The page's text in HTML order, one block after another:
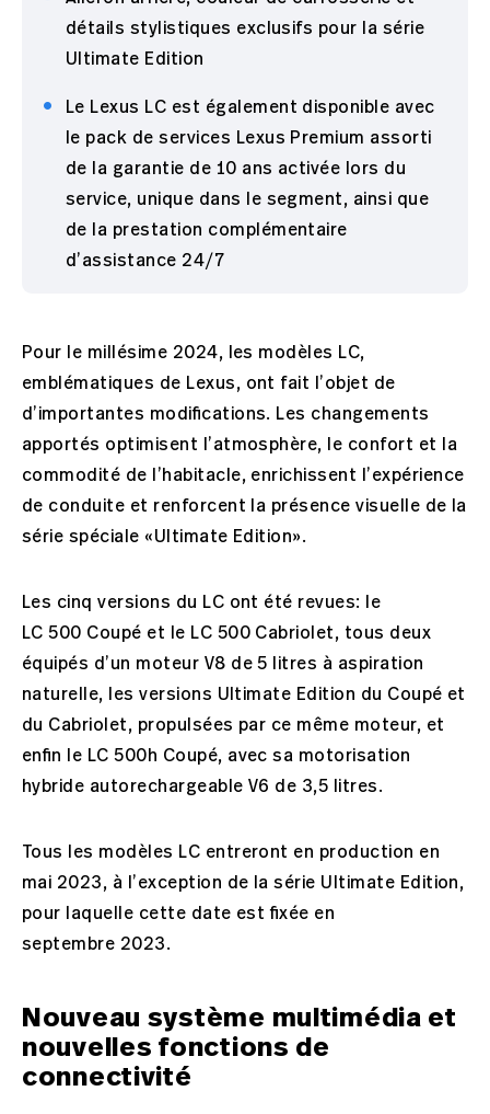
détails stylistiques exclusifs pour la série
Ultimate Edition
Le Lexus LC est également disponible avec
le pack de services Lexus Premium assorti
de la garantie de 10 ans activée lors du
service, unique dans le segment, ainsi que
de la prestation complémentaire
d’assistance 24/7
Pour le millésime 2024, les modèles LC,
emblématiques de Lexus, ont fait l’objet de
d’importantes modifications. Les changements
apportés optimisent l’atmosphère, le confort et la
commodité de l’habitacle, enrichissent l’expérience
de conduite et renforcent la présence visuelle de la
série spéciale «Ultimate Edition».
Les cinq versions du LC ont été revues: le
LC 500 Coupé et le LC 500 Cabriolet, tous deux
équipés d’un moteur V8 de 5 litres à aspiration
naturelle, les versions Ultimate Edition du Coupé et
du Cabriolet, propulsées par ce même moteur, et
enfin le LC 500h Coupé, avec sa motorisation
hybride autorechargeable V6 de 3,5 litres.
Tous les modèles LC entreront en production en
mai 2023, à l’exception de la série Ultimate Edition,
pour laquelle cette date est fixée en
septembre 2023.
Nouveau système multimédia et
nouvelles fonctions de
connectivité